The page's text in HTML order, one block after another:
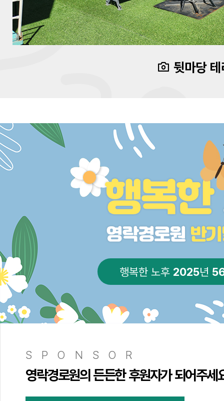
뒷마당
행복한 노후 2025년
SPONSOR
영락경로원의 든든한 후원자가 되어주세